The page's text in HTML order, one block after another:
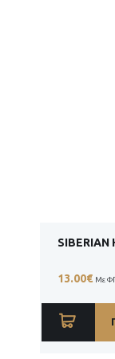
13.00€ Με